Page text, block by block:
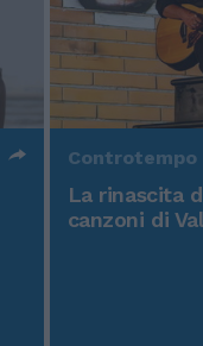
Controtempo
La rinascita
canzoni di